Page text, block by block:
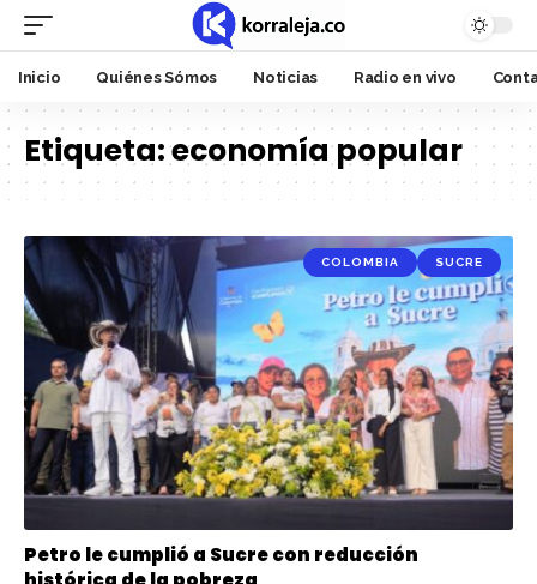
Inicio Quiénes Sómos Noticias Radio en vivo
Etiqueta:economía popular
COLOMBIA SUCRE
Petro le cumplió a Sucre con reducción